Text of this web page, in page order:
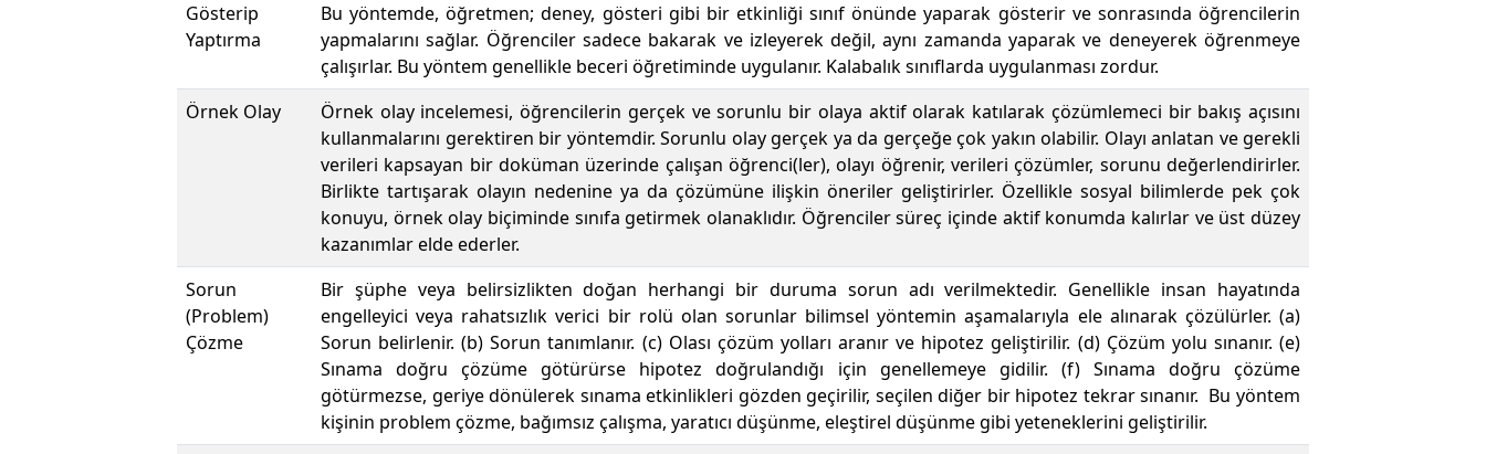
Gösterip
Yaptırma
Bu yöntemde, öğretmen; deney, gösteri gibi bir etkinliği sınıf önünde yaparak gösterir ve sonrasında öğrencilerin
yapmalarını sağlar. Öğrenciler sadece bakarak ve izleyerek değil, aynı zamanda yaparak ve deneyerek öğrenmeye
çalışırlar. Bu yöntem genellikle beceri öğretiminde uygulanır. Kalabalık sınıflarda uygulanması zordur.
Örnek Olay
Örnek olay incelemesi, öğrencilerin gerçek ve sorunlu bir olaya aktif olarak katılarak çözümlemeci bir bakış açısını
kullanmalarını gerektiren bir yöntemdir. Sorunlu olay gerçek ya da gerçeğe çok yakın olabilir. Olayı anlatan ve gerekli
verileri kapsayan bir doküman üzerinde çalışan öğrenci(ler), olayı öğrenir, verileri çözümler, sorunu değerlendirirler.
Birlikte tartışarak olayın nedenine ya da çözümüne ilişkin öneriler geliştirirler. Özellikle sosyal bilimlerde pek çok
konuyu, örnek olay biçiminde sınıfa getirmek olanaklıdır. Öğrenciler süreç içinde aktif konumda kalırlar ve üst düzey
kazanımlar elde ederler.
Sorun
(Problem)
Çözme
Bir şüphe veya belirsizlikten doğan herhangi bir duruma sorun adı verilmektedir. Genellikle insan hayatında
engelleyici veya rahatsızlık verici bir rolü olan sorunlar bilimsel yöntemin aşamalarıyla ele alınarak çözülürler. (a)
Sorun belirlenir. (b) Sorun tanımlanır. (c) Olası çözüm yolları aranır ve hipotez geliştirilir. (d) Çözüm yolu sınanır. (e)
Sınama doğru çözüme götürürse hipotez doğrulandığı için genellemeye gidilir. (f) Sınama doğru çözüme
götürmezse, geriye dönülerek sınama etkinlikleri gözden geçirilir, seçilen diğer bir hipotez tekrar sınanır. Bu yöntem
kişinin problem çözme, bağımsız çalışma, yaratıcı düşünme, eleştirel düşünme gibi yeteneklerini geliştirilir.